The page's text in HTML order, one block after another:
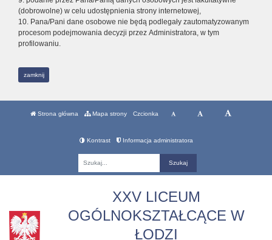
(dobrowolne) w celu udostępnienia strony internetowej,
10. Pana/Pani dane osobowe nie będą podlegały zautomatyzowanym
procesom podejmowania decyzji przez Administratora, w tym
profilowaniu.
zamknij
Strona główna Mapa strony Czcionka
Kontrast Informacja administratora
XXV LICEUM
OGÓLNOKSZTAŁCĄCE W
ŁODZI